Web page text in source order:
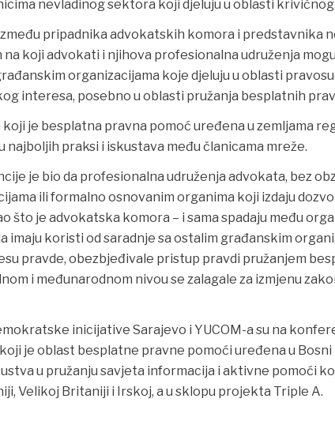
nevladinog sektora koji djeluju u oblasti
pripadnika advokatskih komora i predstavnika
koji advokati i njihova profesionalna udruženja
organizacijama koje djeluju u oblasti
interesa, posebno u oblasti pružanja besplatnih
koji je besplatna pravna pomoć uređena u zemljama
najboljih praksi i iskustava među članicama mreže.
je bio da profesionalna udruženja advokata, bez
ili formalno osnovanim organima koji izdaju
što je advokatska komora – i sama spadaju među
imaju koristi od saradnje sa ostalim građanskim
pravde, obezbjeđivale pristup pravdi pružanjem
i međunarodnom nivou se zalagale za izmjenu
inicijative Sarajevo i YUCOM-a su na
je oblast besplatne pravne pomoći uređena u
u pružanju savjeta informacija i aktivne pomoći
Velikoj Britaniji i Irskoj, a u sklopu projekta Triple A.